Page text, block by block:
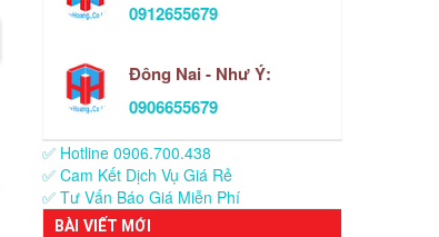
0912655679
Đông Nai - Như Ý:
0906655679
✅ Hotline 0906.700.438
✅ Cam Kết Dịch Vụ Giá Rẻ
✅ Tư Vấn Báo Giá Miễn Phí
BÀI VIẾT MỚI